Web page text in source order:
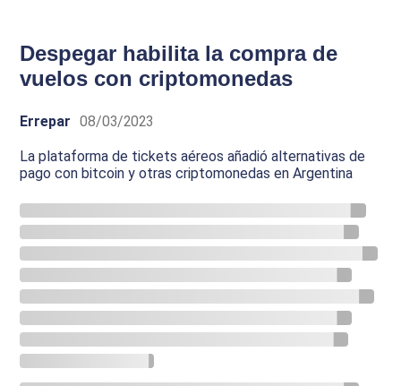
Despegar habilita la compra de
vuelos con criptomonedas
Errepar 08/03/2023
La plataforma de tickets aéreos añadió alternativas de
pago con bitcoin y otras criptomonedas en Argentina